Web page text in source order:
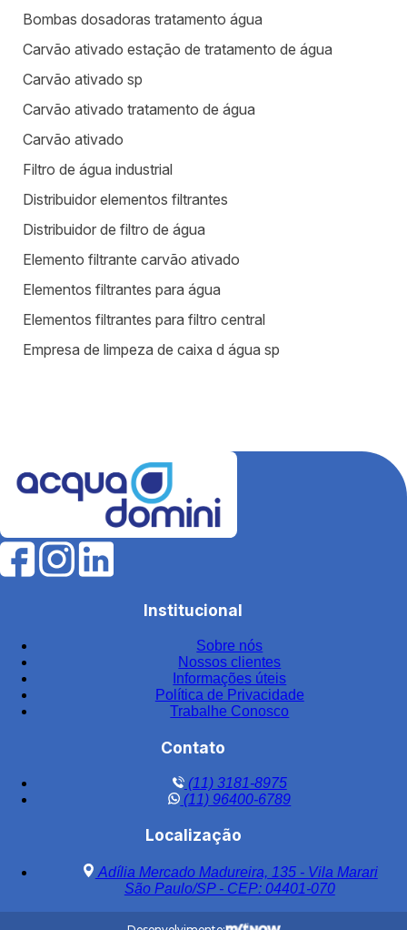
Bombas dosadoras tratamento água
Carvão ativado estação de tratamento de água
Carvão ativado sp
Carvão ativado tratamento de água
Carvão ativado
Filtro de água industrial
Distribuidor elementos filtrantes
Distribuidor de filtro de água
Elemento filtrante carvão ativado
Elementos filtrantes para água
Elementos filtrantes para filtro central
Empresa de limpeza de caixa d água sp
Fábrica de filtros para tratamento de água
Fabricantes de elementos filtrantes
Filtro de água para indústria
Filtro de água industrial
Filtro de carvão ativado para água
Filtro de carvão ativado industrial
Filtro de carvão ativado para tratamento de água
Filtro de carvão preço
Filtro central de água
Filtro central de água em aço inox
Filtro central de água inox
Filtro central de água potável aço inox
Institucional
Sobre nós
Nossos clientes
Informações úteis
Política de Privacidade
Trabalhe Conosco
Contato
(11) 3181-8975
(11) 96400-6789
Localização
Adília Mercado Madureira, 135 - Vila Marari
São Paulo/SP - CEP: 04401-070